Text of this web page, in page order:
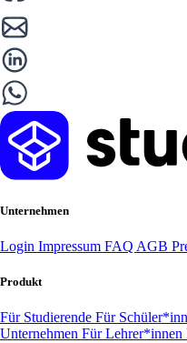
Unternehmen
Login Impressum FAQ AGB
Produkt
Für Studierende Für
Unternehmen Für Lehrer*innen